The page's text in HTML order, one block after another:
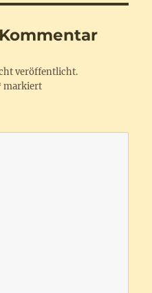
veröffentlicht.
markiert